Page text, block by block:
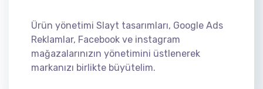
Ürün yönetimi Slayt tasarımları, Google Ads
Reklamlar, Facebook ve instagram
mağazalarınızın yönetimini üstlenerek
markanızı birlikte büyütelim.